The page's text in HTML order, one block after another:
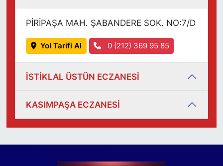
PİRİPAŞA MAH. ŞABANDERE SOK. NO:7/D
Yol Tarifi Al 0 (212) 369 95 85
İSTİKLAL ÜSTÜN ECZANESİ
KASIMPAŞA ECZANESİ